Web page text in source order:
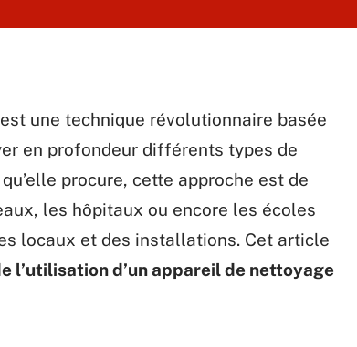
une technique révolutionnaire basée
en profondeur différents types de
procure, cette approche est de
les hôpitaux ou encore les écoles
locaux et des installations. Cet article
l’utilisation d’un appareil de nettoyage